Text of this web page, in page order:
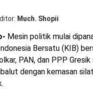
Much. Shopii
Mesin politik mulai
Bersatu (KIB)
PAN, dan PPP
dengan kemasan